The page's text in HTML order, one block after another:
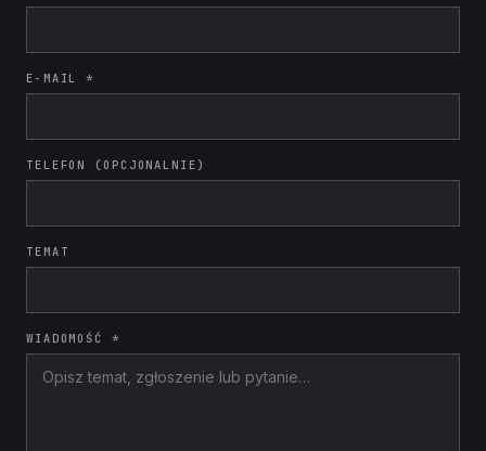
E-MAIL *
TELEFON (OPCJONALNIE)
TEMAT
WIADOMOŚĆ *